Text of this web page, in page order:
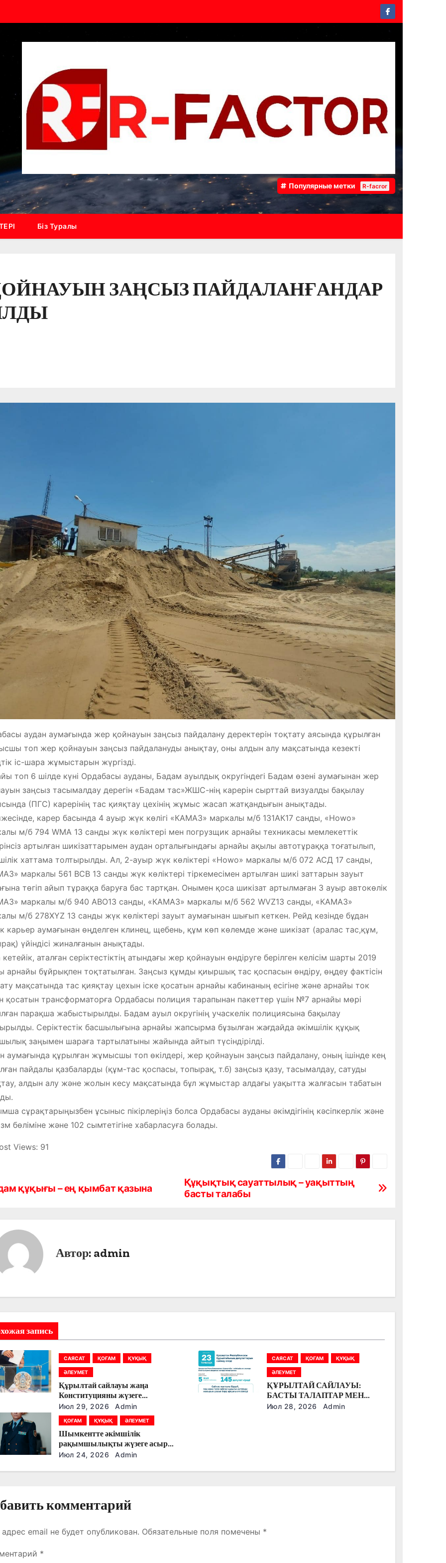
Популярные метки R-facror
Біз Туралы
ҚОЙНАУЫН ЗАҢСЫЗ ПАЙДАЛАНҒАНДАР
аудан аумағында жер қойнауын заңсыз пайдалану деректерін тоқтату аясында құрылған
топ жер қойнауын заңсыз пайдалануды анықтау, оны алдын алу мақсатында кезекті
іс-шара жұмыстарын жүргізді.
топ 6 шілде күні Ордабасы ауданы, Бадам ауылдық округіндегі Бадам өзені аумағынан жер
заңсыз тасымалдау дерегін «Бадам тас»ЖШС-нің карерін сырттай визуалды бақылау
(ПГС) карерінің тас қияқтау цехінің жұмыс жасап жатқандығын анықтады.
карер басында 4 ауыр жүк көлігі «КАМАЗ» маркалы м/б 131АК17 санды, «Howo»
м/б 794 WMA 13 санды жүк көліктері мен погрузщик арнайы техникасы мемлекеттік
артылған шикізаттарымен аудан орталығындағы арнайы ақылы автотұраққа тоғатылып,
хаттама толтырылды. Ал, 2-ауыр жүк көліктері «Howo» маркалы м/б 072 АСД 17 санды,
маркалы 561 BCB 13 санды жүк көліктері тіркемесімен артылған шикі заттарын зауыт
төгіп айып тұраққа баруға бас тартқан. Онымен қоса шикізат артылмаған 3 ауыр автокөлік
маркалы м/б 940 АВО13 санды, «КАМАЗ» маркалы м/б 562 WVZ13 санды, «КАМАЗ»
м/б 278XYZ 13 санды жүк көліктері зауыт аумағынан шығып кеткен. Рейд кезінде бұдан
карьер аумағынан өңделген клинец, щебень, құм көп көлемде және шикізат (аралас тас,құм,
үйіндісі жиналғанын анықтады.
аталған серіктестіктің атындағы жер қойнауын өндіруге берілген келісім шарты 2019
арнайы бұйрықпен тоқтатылған. Заңсыз құмды қиыршық тас қоспасын өндіру, өңдеу фактісін
мақсатында тас қияқтау цехын іске қосатын арнайы кабинаның есігіне және арнайы ток
қосатын трансформаторға Ордабасы полиция тарапынан пакеттер үшін №7 арнайы мөрі
парақша жабыстырылды. Бадам ауыл округінің учаскелік полициясына бақылау
Серіктестік басшылығына арнайы жапсырма бұзылған жағдайда әкімшілік құқық
заңымен шараға тартылатыны жайында айтып түсіндірілді.
аумағында құрылған жұмысшы топ өкілдері, жер қойнауын заңсыз пайдалану, оның ішінде кең
пайдалы қазбаларды (құм-тас қоспасы, топырақ, т.б) заңсыз қазу, тасымалдау, сатуды
алдын алу және жолын кесу мақсатында бұл жұмыстар алдағы уақытта жалғасын табатын
сұрақтарыңызбен ұсыныс пікірлеріңіз болса Ордабасы ауданы әкімдігінің кәсіпкерлік және
бөліміне және 102 сымтетігіне хабарласуға болады.
Views: 91
Құқықтық сауаттылық – уақыттың
басты талабы
құқығы – ең қымбат қазына
Автор: admin
запись
САЯСАТ ҚОҒАМ ҚҰҚЫҚ
ӘЛЕУМЕТ
Құрылтай сайлауы жаңа
Конституцияны жүзеге
асырудың алғашқы кезеңі
болады
Июл 29, 2026 Admin
САЯСАТ ҚОҒАМ ҚҰҚЫҚ
ӘЛЕУМЕТ
ҚҰРЫЛТАЙ САЙЛАУЫ:
БАСТЫ ТАЛАПТАР МЕН
ЕРЕКШЕЛІКТЕР
Июл 28, 2026 Admin
ҚОҒАМ ҚҰҚЫҚ ӘЛЕУМЕТ
Шымкентте әкімшілік
рақымшылықты жүзеге асыру
қорытындылары шығарылды
Июл 24, 2026 Admin
комментарий
email не будет опубликован. Обязательные поля помечены *
*